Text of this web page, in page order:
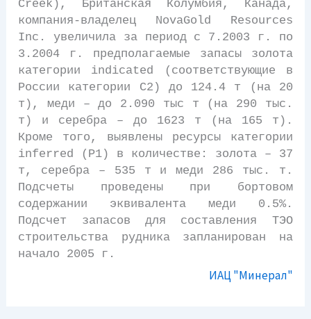
Creek), Британская Колумбия, Канада,
компания-владелец NovaGold Resources
Inc. увеличила за период с 7.2003 г. по
3.2004 г. предполагаемые запасы золота
категории indicated (соответствующие в
России категории С2) до 124.4 т (на 20
т), меди – до 2.090 тыс т (на 290 тыс.
т) и серебра – до 1623 т (на 165 т).
Кроме того, выявлены ресурсы категории
inferred (Р1) в количестве: золота – 37
т, серебра – 535 т и меди 286 тыс. т.
Подсчеты проведены при бортовом
содержании эквивалента меди 0.5%.
Подсчет запасов для составления ТЭО
строительства рудника запланирован на
начало 2005 г.
ИАЦ "Минерал"